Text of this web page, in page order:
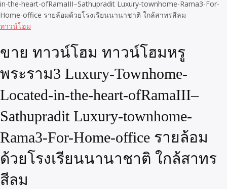
ทาวน์โฮม
ขาย ทาวน์โฮม ทาวน์โฮมหรู
พระราม3 Luxury-Townhome-
Located-in-the-heart-ofRamaIII–
Sathupradit Luxury-townhome-
Rama3-For-Home-office รายล้อม
ด้วยโรงเรียนนานาชาติ ใกล้สาทร
สีลม